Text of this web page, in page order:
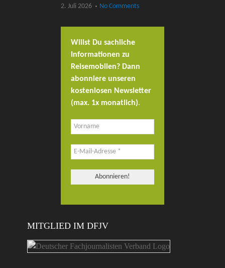
2. Juli 2026 No Comments
Willst Du sachliche
Informationen zu
Reisemobilen? Dann
abonniere unseren
kostenlosen Newsletter
(max. 1x monatlich).
MITGLIED IM DFJV